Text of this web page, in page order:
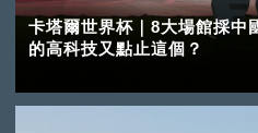
卡塔爾世界杯｜8大場館採中
的高科技又點止這個？